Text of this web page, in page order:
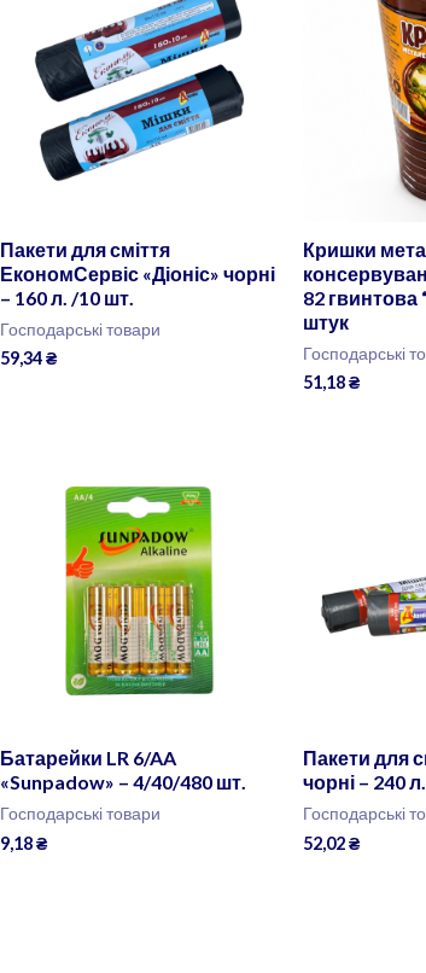
Пакети для сміття
ЕкономСервіс «Діоніс» чорні
– 160 л. /10 шт.
Господарські товари
59,34₴
Кришки
82 гвинтова
штук
Господарські
51,18₴
Батарейки LR 6/AA
«Sunpadow» – 4/40/480 шт.
Господарські товари
9,18₴
Пакети для
чорні – 240
Господарські
52,02₴